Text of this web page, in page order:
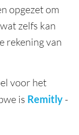
opgezet om
zelfs kan
rekening van
voor het
is Remitly -